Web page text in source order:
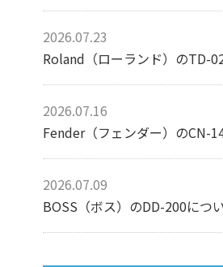
2026.07.23
2026.07.16
2026.07.09